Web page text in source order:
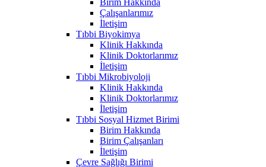
Çalışanlarımız
İletişim
Tıbbi Biyokimya
Klinik Hakkında
Klinik Doktorlarımız
İletişim
Tıbbi Mikrobiyoloji
Klinik Hakkında
Klinik Doktorlarımız
İletişim
Tıbbi Sosyal Hizmet Birimi
Birim Hakkında
Birim Çalışanları
İletişim
Çevre Sağlığı Birimi